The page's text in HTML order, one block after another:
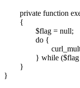
private function
{
$flag = null;
do {
} while ($flag
}
}